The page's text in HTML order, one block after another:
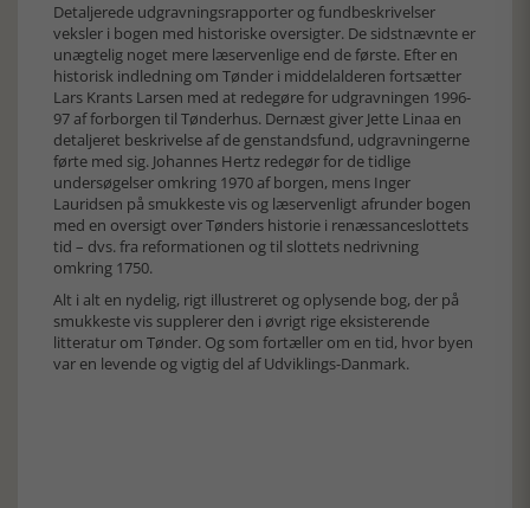
Detaljerede udgravningsrapporter og fundbeskrivelser
veksler i bogen med historiske oversigter. De sidstnævnte er
unægtelig noget mere læservenlige end de første. Efter en
historisk indledning om Tønder i middelalderen fortsætter
Lars Krants Larsen med at redegøre for udgravningen 1996-
97 af forborgen til Tønderhus. Dernæst giver Jette Linaa en
detaljeret beskrivelse af de genstandsfund, udgravningerne
førte med sig. Johannes Hertz redegør for de tidlige
undersøgelser omkring 1970 af borgen, mens Inger
Lauridsen på smukkeste vis og læservenligt afrunder bogen
med en oversigt over Tønders historie i renæssanceslottets
tid – dvs. fra reformationen og til slottets nedrivning
omkring 1750.
Alt i alt en nydelig, rigt illustreret og oplysende bog, der på
smukkeste vis supplerer den i øvrigt rige eksisterende
litteratur om Tønder. Og som fortæller om en tid, hvor byen
var en levende og vigtig del af Udviklings-Danmark.